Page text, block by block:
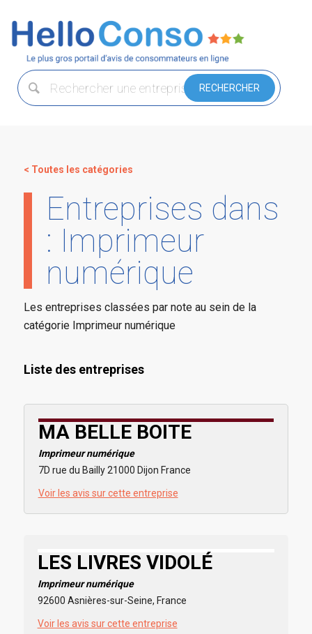
< Toutes les catégories
Entreprises dans
: Imprimeur
numérique
Les entreprises classées par note au sein de la
catégorie Imprimeur numérique
Liste des entreprises
MA BELLE BOITE
Imprimeur numérique
7D rue du Bailly 21000 Dijon France
Voir les avis sur cette entreprise
LES LIVRES VIDOLÉ
Imprimeur numérique
92600 Asnières-sur-Seine, France
Voir les avis sur cette entreprise